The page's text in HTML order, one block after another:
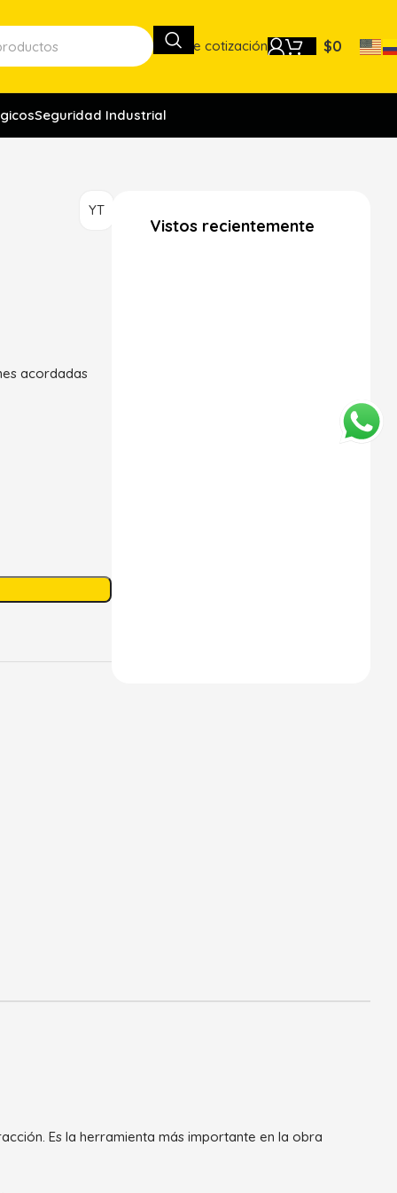
Lista de cotización $0
Seguridad Industrial
YT
acordadas
Vistos recientemente
Es la herramienta más importante en la obra